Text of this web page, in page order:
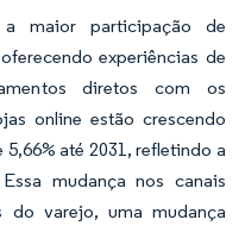
maior participação de
experiências de
diretos com os
online estão crescendo
até 2031, refletindo a
mudança nos canais
do varejo, uma mudança